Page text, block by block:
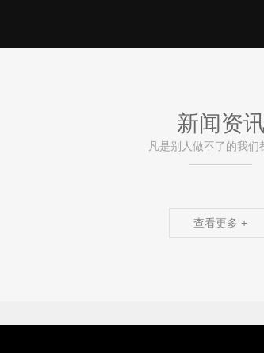
新闻资讯
凡是别人做不了的我们
查看更多 +